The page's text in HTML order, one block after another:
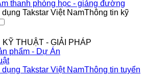
thanh phòng học - giảng đường
Thông tin kỹ
KỸ THUẬT - GIẢI PHÁP
phẩm - Dự Án
Thông tin tuyển